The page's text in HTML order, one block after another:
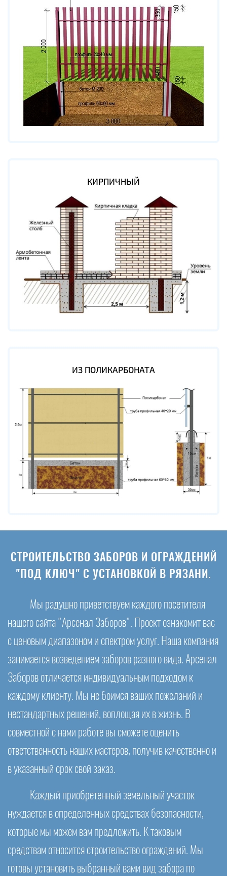
КИРПИЧНЫЙ
ИЗ ПОЛИКАРБОНАТА
СТРОИТЕЛЬСТВО ЗАБОРОВ И ОГРАЖДЕНИЙ
"ПОД КЛЮЧ" С УСТАНОВКОЙ В РЯЗАНИ.
Мы радушно приветствуем каждого посетителя
нашего сайта "Арсенал Заборов". Проект ознакомит вас
с ценовым диапазоном и спектром услуг. Наша компания
занимается возведением заборов разного вида. Арсенал
Заборов отличается индивидуальным подходом к
каждому клиенту. Мы не боимся ваших пожеланий и
нестандартных решений, воплощая их в жизнь. В
совместной с нами работе вы сможете оценить
ответственность наших мастеров, получив качественно и
в указанный срок свой заказ.
Каждый приобретенный земельный участок
нуждается в определенных средствах безопасности,
которые мы можем вам предложить. К таковым
средствам относится строительство ограждений. Мы
готовы установить выбранный вами вид забора по